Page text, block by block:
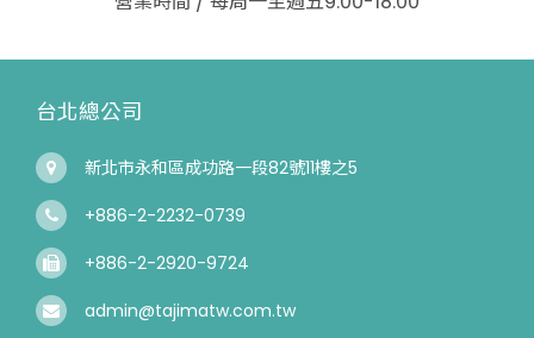
台北總公司
新北市永和區成功路一段82號11樓之5
+886-2-2232-0739
+886-2-2920-9724
admin@tajimatw.com.tw